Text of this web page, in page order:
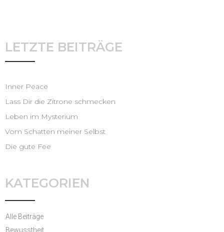
LETZTE BEITRÄGE
Inner Peace
Lass Dir die Zitrone schmecken
Leben im Mysterium
Vom Schatten meiner Selbst
Die gute Fee
KATEGORIEN
Alle Beiträge
Bewusstheit